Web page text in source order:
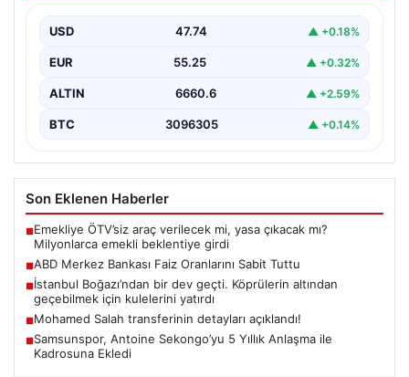
uyumlu olarak politika faiz oranını değiştirmeyerek
yüzde…
USD 47.74 ▲ +0.18%
EUR 55.25 ▲ +0.32%
ALTIN 6660.6 ▲ +2.59%
BTC 3096305 ▲ +0.14%
Son Eklenen Haberler
■Emekliye ÖTV’siz araç verilecek mi, yasa çıkacak mı?
Milyonlarca emekli beklentiye girdi
■ABD Merkez Bankası Faiz Oranlarını Sabit Tuttu
■İstanbul Boğazı’ndan bir dev geçti. Köprülerin altından
geçebilmek için kulelerini yatırdı
■Mohamed Salah transferinin detayları açıklandı!
■Samsunspor, Antoine Sekongo’yu 5 Yıllık Anlaşma ile
Kadrosuna Ekledi